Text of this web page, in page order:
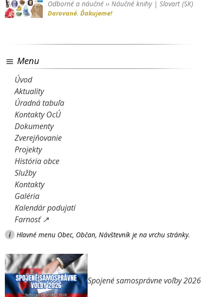
Odborné a náučné ›› Náučné knihy|Slovart (SK)
Darované. Ďakujeme!
Menu
Úvod
Aktuality
Úradná tabuľa
Kontakty OcÚ
Dokumenty
Zverejňovanie
Projekty
História obce
Služby
Kontakty
Galéria
Kalendár podujatí
Farnosť ↗
i Hlavné menu Obec, Občan, Návštevník je na vrchu stránky.
Spojené samosprávne voľby 2026